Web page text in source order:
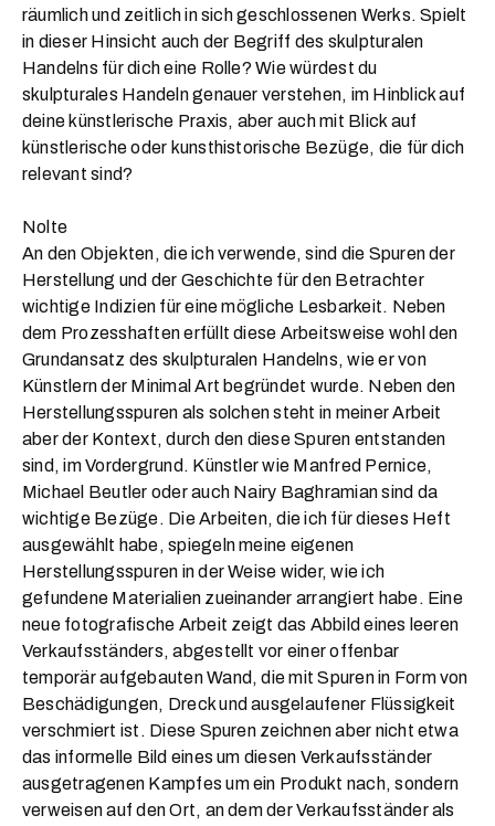
räumlich und zeitlich in sich geschlossenen Werks. Spielt
in dieser Hinsicht auch der Begriff des skulpturalen
Handelns für dich eine Rolle? Wie würdest du
skulpturales Handeln genauer verstehen, im Hinblick auf
deine künstlerische Praxis, aber auch mit Blick auf
künstlerische oder kunsthistorische Bezüge, die für dich
relevant sind?
Nolte
An den Objekten, die ich verwende, sind die Spuren der
Herstellung und der Geschichte für den Betrachter
wichtige Indizien für eine mögliche Lesbarkeit. Neben
dem Prozesshaften erfüllt diese Arbeitsweise wohl den
Grundansatz des skulpturalen Handelns, wie er von
Künstlern der Minimal Art begründet wurde. Neben den
Herstellungsspuren als solchen steht in meiner Arbeit
aber der Kontext, durch den diese Spuren entstanden
sind, im Vordergrund. Künstler wie Manfred Pernice,
Michael Beutler oder auch Nairy Baghramian sind da
wichtige Bezüge. Die Arbeiten, die ich für dieses Heft
ausgewählt habe, spiegeln meine eigenen
Herstellungsspuren in der Weise wider, wie ich
gefundene Materialien zueinander arrangiert habe. Eine
neue fotografische Arbeit zeigt das Abbild eines leeren
Verkaufsständers, abgestellt vor einer offenbar
temporär aufgebauten Wand, die mit Spuren in Form von
Beschädigungen, Dreck und ausgelaufener Flüssigkeit
verschmiert ist. Diese Spuren zeichnen aber nicht etwa
das informelle Bild eines um diesen Verkaufsständer
ausgetragenen Kampfes um ein Produkt nach, sondern
verweisen auf den Ort, an dem der Verkaufsständer als